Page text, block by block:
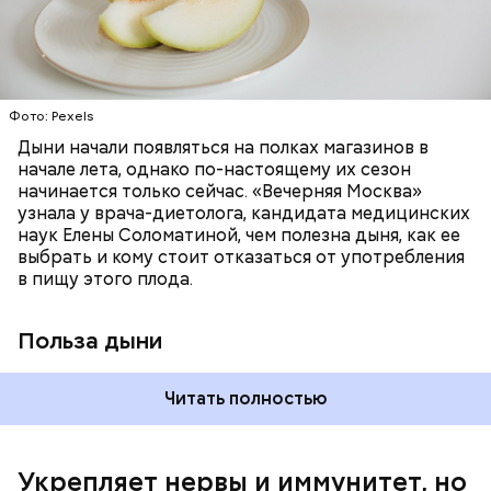
Фото: Pexels
Дыни начали появляться на полках магазинов в
начале лета, однако по-настоящему их сезон
начинается только сейчас. «Вечерняя Москва»
узнала у врача-диетолога, кандидата медицинских
наук Елены Соломатиной, чем полезна дыня, как ее
выбрать и кому стоит отказаться от употребления
в пищу этого плода.
Польза дыни
бета-каротин обеспечивает дыне желтый
лютеин и зеаксантин — эти каротиноиды
отлично поддерживают наше зрение;
калий — оказывает мочегонное действие,
поддерживает сердечно-сосудистую
систему и предотвращает скачки давления;
магний — помогает калию и не дает сосудам
спазмироваться.
Читать полностью
ОВОЩИ
ЛЕТО ФРУКТЫ
Укрепляет нервы и иммунитет, но
По мнению специалиста, здоровому человеку
достаточно включать щавель в рацион несколько
раз в месяц. В небольших количествах в свежем